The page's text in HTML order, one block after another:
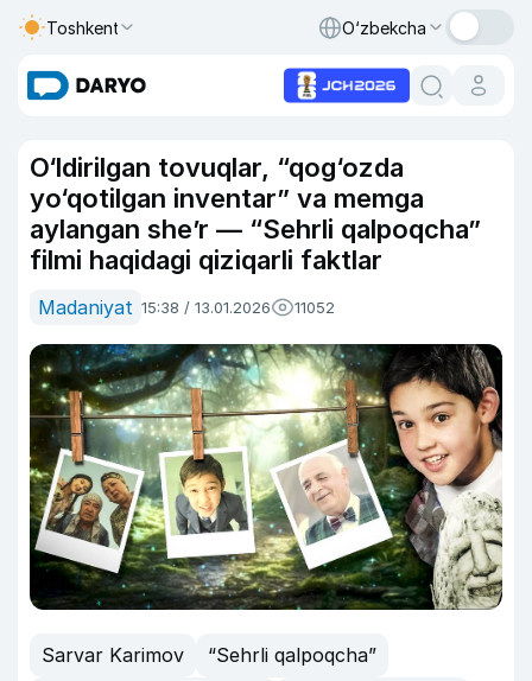
Toshkent O‘zbekcha
O‘ldirilgan tovuqlar, “qog‘ozda
yo‘qotilgan inventar” va memga
aylangan she’r — “Sehrli qalpoqcha”
filmi haqidagi qiziqarli faktlar
Madaniyat 15:38 / 13.01.2026 11052
Sarvar Karimov
“Sehrli qalpoqcha”